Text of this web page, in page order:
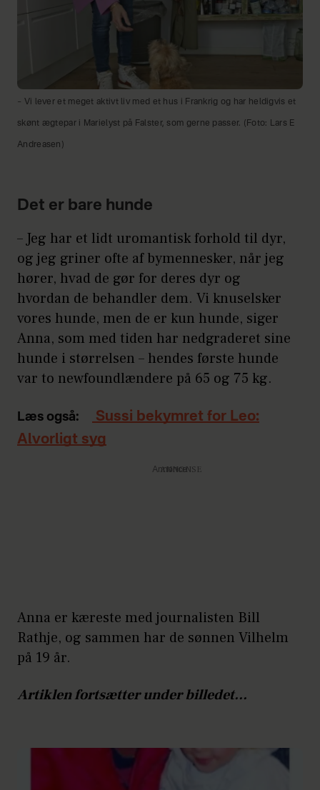
– Vi lever et meget aktivt liv med et hus i Frankrig og har heldigvis et
skønt ægtepar i Marielyst på Falster, som gerne passer. (Foto: Lars E
Andreasen)
Det er bare hunde
– Jeg har et lidt uromantisk forhold til dyr,
og jeg griner ofte af bymennesker, når jeg
hører, hvad de gør for deres dyr og
hvordan de behandler dem. Vi knuselsker
vores hunde, men de er kun hunde, siger
Anna, som med tiden har nedgraderet sine
hunde i størrelsen – hendes første hunde
var to newfoundlændere på 65 og 75 kg.
Læs også:
Sussi bekymret for Leo:
Alvorligt syg
Annonce
Anna er kæreste med journalisten Bill
Rathje, og sammen har de sønnen Vilhelm
på 19 år.
Artiklen fortsætter under billedet...